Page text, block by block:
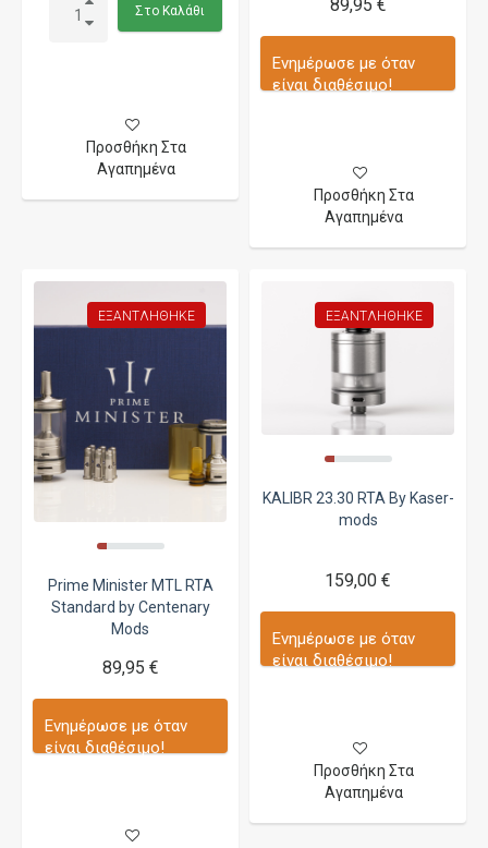
Στο Καλάθι
Προσθήκη Στα
Αγαπημένα
89,95 €
Ενημέρωσε με όταν
είναι διαθέσιμο!
Προσθήκη Στα
Αγαπημένα
ΕΞΑΝΤΛΉΘΗΚΕ
Prime Minister MTL RTA
Standard by Centenary
Mods
89,95 €
Ενημέρωσε με όταν
είναι διαθέσιμο!
ΕΞΑΝΤΛΉΘΗΚΕ
KALIBR 23.30 RTA By Kaser-
mods
159,00 €
Ενημέρωσε με όταν
είναι διαθέσιμο!
Προσθήκη Στα
Αγαπημένα